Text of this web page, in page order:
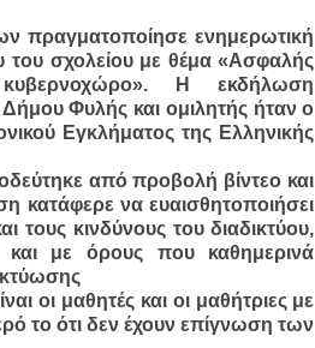
πραγματοποίησε ενημερωτική
του σχολείου με θέμα «Ασφαλής
Η εκδήλωση
Φυλής και ομιλητής ήταν ο
Εγκλήματος της Ελληνικής
από προβολή βίντεο και
κατάφερε να ευαισθητοποιήσει
τους κινδύνους του διαδικτύου,
με όρους που καθημερινά
οι μαθητές και οι μαθήτριες με
το ότι δεν έχουν επίγνωση των